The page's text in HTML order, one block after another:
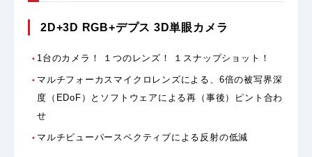
2D+3D RGB+デプス 3D単眼カメラ
1台のカメラ！ １つのレンズ！ １スナップショット！
マルチフォーカスマイクロレンズによる、6倍の被写界深
度（EDoF）とソフトウェアによる再（事後）ピント合わ
せ
マルチビューパースペクティブによる反射の低減